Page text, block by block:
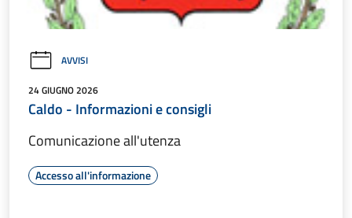
AVVISI
24 GIUGNO 2026
Caldo - Informazioni e consigli
Comunicazione all'utenza
Accesso all'informazione